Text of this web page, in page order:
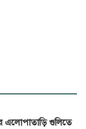
এলোপাতাড়ি গুলিতে